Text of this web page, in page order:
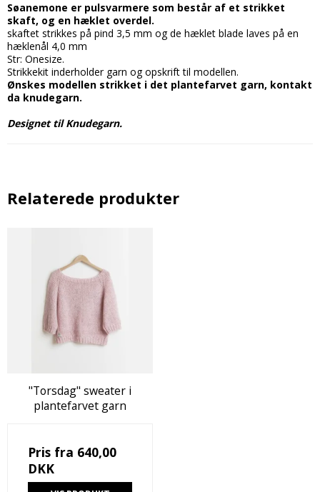
Søanemone er pulsvarmere som består af et strikket
skaft, og en hæklet overdel.
skaftet strikkes på pind 3,5 mm og de hæklet blade laves på en
hæklenål 4,0 mm
Str: Onesize.
Strikkekit inderholder garn og opskrift til modellen.
Ønskes modellen strikket i det plantefarvet garn, kontakt
da knudegarn.
Designet til Knudegarn.
Relaterede produkter
"Torsdag" sweater i
plantefarvet garn
Pris fra 640,00
DKK